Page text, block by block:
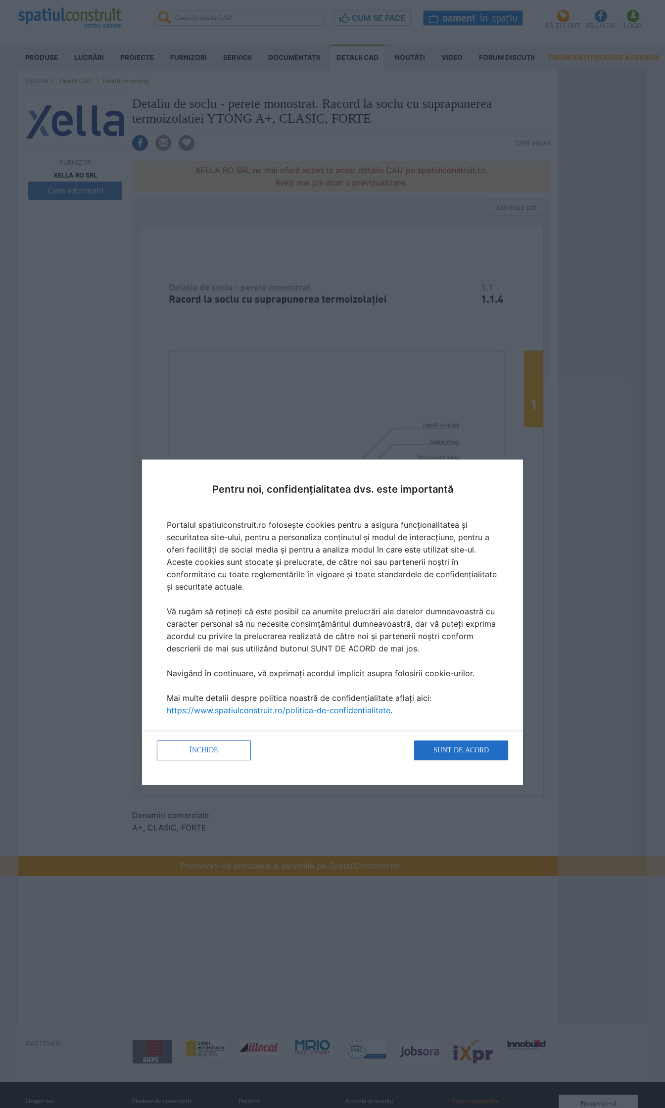
CUM SE FACE
FĂ-ȚI CONT FB LOGIN LOGIN
PRODUSE LUCRĂRI PROIECTE FURNIZORI SERVICII DOCUMENTAŢII DETALII CAD NOUTĂȚI VIDEO FORUM DISCUŢII PROMOVAȚI PRODUSE & SERVICII
EȘTI AICI: Detalii CAD Detalii de montaj
FURNIZOR
XELLA RO SRL
Cere informatii
Detaliu de soclu - perete monostrat. Racord la soclu cu suprapunerea
termoizolatiei YTONG A+, CLASIC, FORTE
1299 afisari
XELLA RO SRL nu mai oferă acces la acest detaliu CAD pe spatiulconstruit.ro.
Aveți mai jos doar o previzualizare.
Salveaza pdf
Denumiri comerciale
A+, CLASIC, FORTE
Promovați-vă produsele și serviciile pe SpatiulConstruit.ro!
PARTENERI
Despre noi Produse de constructii Proiecte Articole și noutăţi Toate categoriile
Promovați-vă
Pentru noi, confidențialitatea dvs. este importantă
Portalul spatiulconstruit.ro folosește cookies pentru a asigura funcționalitatea și
securitatea site-ului, pentru a personaliza conținutul și modul de interacțiune, pentru a
oferi facilități de social media și pentru a analiza modul în care este utilizat site-ul.
Aceste cookies sunt stocate și prelucrate, de către noi sau partenerii noștri în
conformitate cu toate reglementările în vigoare și toate standardele de confidențialitate
și securitate actuale.
Vă rugăm să rețineți că este posibil ca anumite prelucrări ale datelor dumneavoastră cu
caracter personal să nu necesite consimțământul dumneavoastră, dar vă puteți exprima
acordul cu privire la prelucrarea realizată de către noi și partenerii noștri conform
descrierii de mai sus utilizând butonul SUNT DE ACORD de mai jos.
Navigând în continuare, vă exprimați acordul implicit asupra folosirii cookie-urilor.
Mai multe detalii despre politica noastră de confidențialitate aflați aici:
https://www.spatiulconstruit.ro/politica-de-confidentialitate.
ÎNCHIDE SUNT DE ACORD